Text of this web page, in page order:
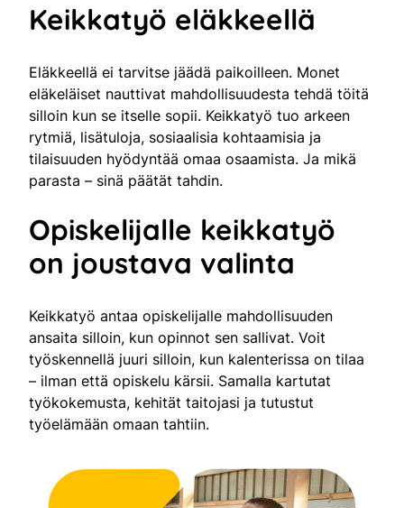
Keikkatyö eläkkeellä
Eläkkeellä ei tarvitse jäädä paikoilleen. Monet
eläkeläiset nauttivat mahdollisuudesta tehdä töitä
silloin kun se itselle sopii. Keikkatyö tuo arkeen
rytmiä, lisätuloja, sosiaalisia kohtaamisia ja
tilaisuuden hyödyntää omaa osaamista. Ja mikä
parasta – sinä päätät tahdin.
Opiskelijalle keikkatyö
on joustava valinta
Keikkatyö antaa opiskelijalle mahdollisuuden
ansaita silloin, kun opinnot sen sallivat. Voit
työskennellä juuri silloin, kun kalenterissa on tilaa
– ilman että opiskelu kärsii. Samalla kartutat
työkokemusta, kehität taitojasi ja tutustut
työelämään omaan tahtiin.